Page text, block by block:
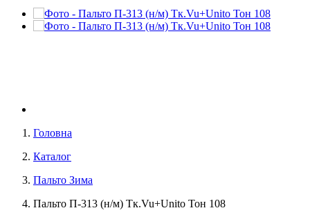
Головна
Каталог
Пальто Зима
Пальто П-313 (н/м) Тк.Vu+Unito Тон 108